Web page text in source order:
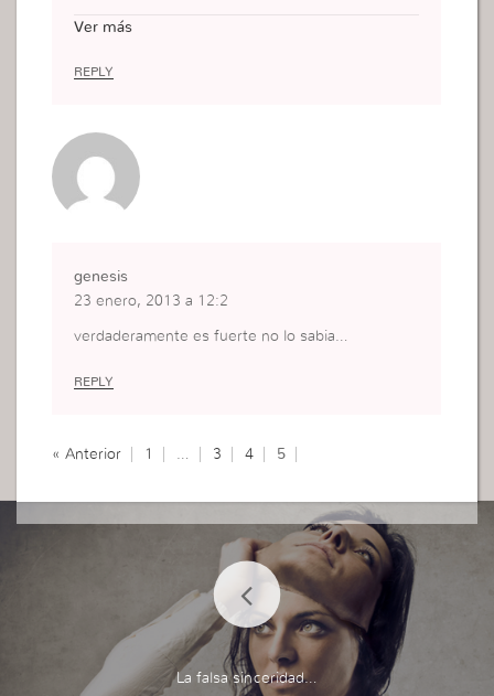
Ver más
REPLY
genesis
23 enero, 2013 a 12:2
verdaderamente es fuerte no lo sabia…
REPLY
« Anterior 1 … 3 4 5
La falsa sinceridad…